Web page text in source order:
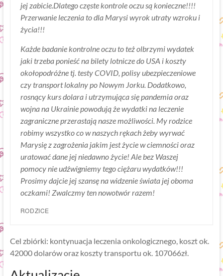
jej zabicie.Dlatego częste kontrole oczu są konieczne!!!!
Przerwanie leczenia to dla Marysi wyrok utraty wzroku i
życia!!!
Każde badanie kontrolne oczu to też olbrzymi wydatek
jaki trzeba ponieść na bilety lotnicze do USA i koszty
okołopodróżne tj. testy COVID, polisy ubezpieczeniowe
czy transport lokalny po Nowym Jorku. Dodatkowo,
rosnący kurs dolara i utrzymująca się pandemia oraz
wojna na Ukrainie powodują że wydatki na leczenie
zagraniczne przerastają nasze możliwości. My rodzice
robimy wszystko co w naszych rękach żeby wyrwać
Marysię z zagrożenia jakim jest życie w ciemności oraz
uratować dane jej niedawno życie! Ale bez Waszej
pomocy nie udźwigniemy tego ciężaru wydatków!!!
Prosimy dajcie jej szansę na widzenie świata jej oboma
oczkami! Zwalczmy ten nowotwór razem!
RODZICE
Cel zbiórki: kontynuacja leczenia onkologicznego, koszt ok.
42000 dolarów oraz koszty transportu ok. 107066zł.